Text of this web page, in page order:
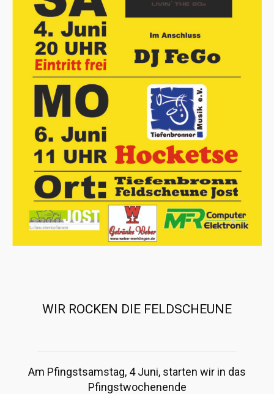
WIR ROCKEN DIE FELDSCHEUNE
Am Pfingstsamstag, 4 Juni, starten wir in das
Pfingstwochenende